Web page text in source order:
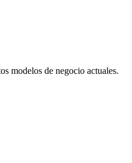
modelos de negocio actuales.